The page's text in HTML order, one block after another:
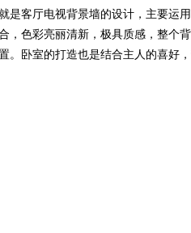
是客厅电视背景墙的设计，主要运
，色彩亮丽清新，极具质感，整个
。卧室的打造也是结合主人的喜好